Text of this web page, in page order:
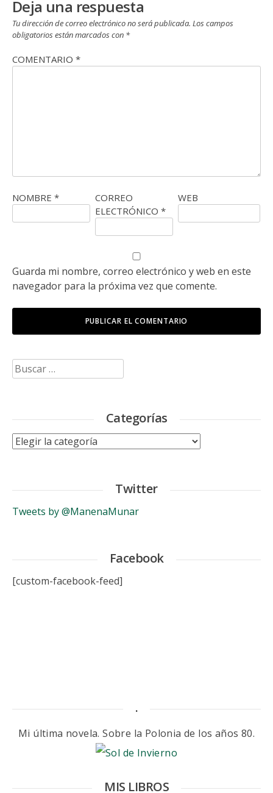
Deja una respuesta
Tu dirección de correo electrónico no será publicada. Los campos
obligatorios están marcados con *
COMENTARIO *
NOMBRE *
CORREO
ELECTRÓNICO *
WEB
Guarda mi nombre, correo electrónico y web en este
navegador para la próxima vez que comente.
Buscar:
Categorías
Categorías
Twitter
Tweets by @ManenaMunar
Facebook
[custom-facebook-feed]
.
Mi última novela. Sobre la Polonia de los años 80.
MIS LIBROS